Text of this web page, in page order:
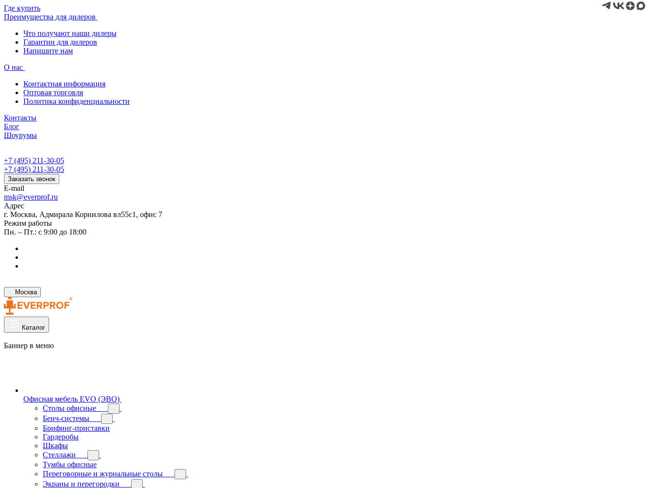
Где купить
Преимущества для дилеров
Что получают наши дилеры
Гарантии для дилеров
Напишите нам
О нас
Контактная информация
Оптовая торговля
Политика конфиденциальности
Контакты
Блог
Шоурумы
+7 (495) 211-30-05
+7 (495) 211-30-05
Заказать звонок
E-mail
msk@everprof.ru
Адрес
г. Москва, Адмирала Корнилова вл55с1, офис 7
Режим работы
Пн. – Пт.: с 9:00 до 18:00
Москва
Каталог
Баннер в меню
Офисная мебель EVO (ЭВО)
Cтолы офисные
Бенч-системы
Брифинг-приставки
Гардеробы
Шкафы
Стеллажи
Тумбы офисные
Переговорные и журнальные столы
Экраны и перегородки